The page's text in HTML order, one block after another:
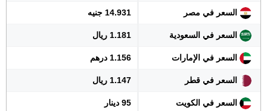
السعر في مصر 14.931 جنيه
السعر في السعودية 1.181 ريال
السعر في الإمارات 1.156 درهم
السعر في قطر 1.147 ريال
السعر في الكويت 95 دينار